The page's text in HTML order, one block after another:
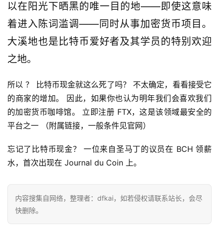
页
快
仰
a
r
9
9
指
数
以在阳光下晒黑的唯一目的地——即使这意味
着进入陈词滥调——同时从事加密货币项目。
大溪地也是比特币爱好者及其学员的特别欢迎
之地。
所以 ？ 比特币现金就这么死了吗？ 不太确定，看看接受它
的商家的增加。 因此，如果你也认为明年我们会喜欢我们
的加密货币咖啡馆。 立即注册 FTX，这是该领域最安全的
平台之一 （附属链接，一般条件见官网）
忘记了比特币现金？ 一位来自圣马丁的议员在 BCH 领薪
水，首次出现在 Journal du Coin 上。
内容搜集自网络，整理者：dfkai，如若侵权请联系站长，会尽
快删除。